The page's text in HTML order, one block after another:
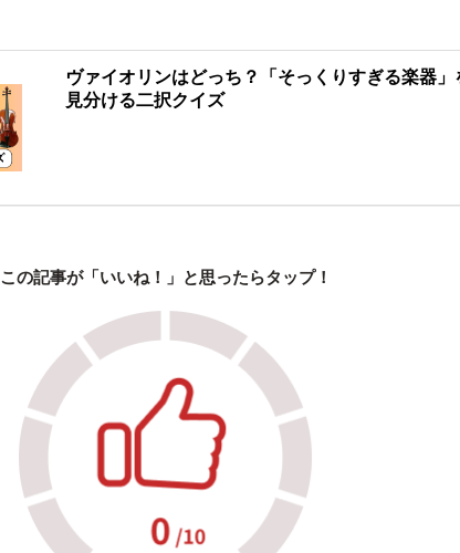
ヴァイオリンはどっち？「そっくりすぎる楽器」
見分ける二択クイズ
この記事が「いいね！」と思ったらタップ！